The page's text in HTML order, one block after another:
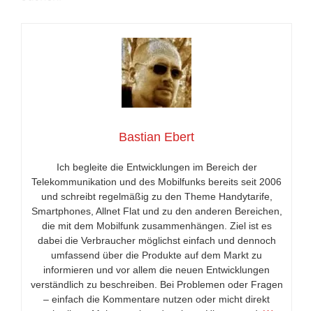
Bastian Ebert
Ich begleite die Entwicklungen im Bereich der
Telekommunikation und des Mobilfunks bereits seit 2006
und schreibt regelmäßig zu den Theme Handytarife,
Smartphones, Allnet Flat und zu den anderen Bereichen,
die mit dem Mobilfunk zusammenhängen. Ziel ist es
dabei die Verbraucher möglichst einfach und dennoch
umfassend über die Produkte auf dem Markt zu
informieren und vor allem die neuen Entwicklungen
verständlich zu beschreiben. Bei Problemen oder Fragen
– einfach die Kommentare nutzen oder micht direkt